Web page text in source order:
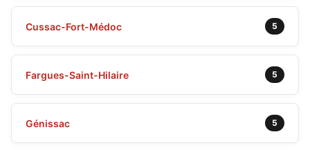
Cussac-Fort-Médoc 5
Fargues-Saint-Hilaire 5
Génissac 5